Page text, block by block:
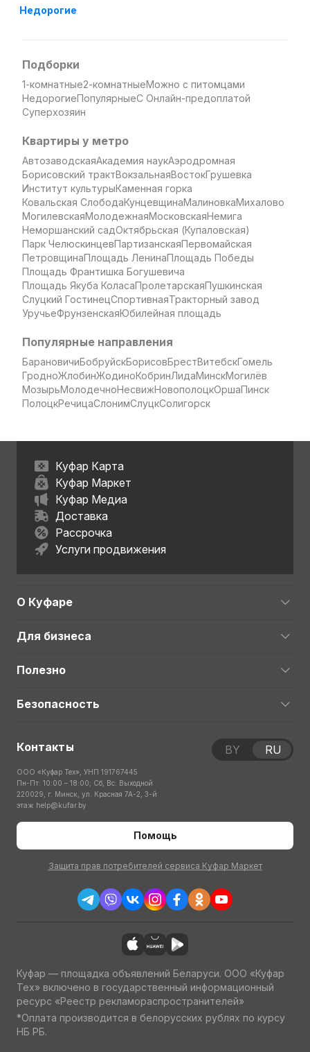
Недорогие
Подборки
1-комнатные2-комнатныеМожно с питомцами
НедорогиеПопулярныеС Онлайн-предоплатой
Суперхозяин
Квартиры у метро
АвтозаводскаяАкадемия наукАэродромная
Борисовский трактВокзальнаяВостокГрушевка
Институт культурыКаменная горка
Ковальская СлободаКунцевщинаМалиновкаМихалово
МогилевскаяМолодежнаяМосковскаяНемига
Неморшанский садОктябрьская (Купаловская)
Парк ЧелюскинцевПартизанскаяПервомайская
ПетровщинаПлощадь ЛенинаПлощадь Победы
Площадь Франтишка Богушевича
Площадь Якуба КоласаПролетарскаяПушкинская
Слуцкий ГостинецСпортивнаяТракторный завод
УручьеФрунзенскаяЮбилейная площадь
Популярные направления
БарановичиБобруйскБорисовБрестВитебскГомель
ГродноЖлобинЖодиноКобринЛидаМинскМогилёв
МозырьМолодечноНесвижНовополоцкОршаПинск
ПолоцкРечицаСлонимСлуцкСолигорск
Куфар Карта
Куфар Маркет
Куфар Медиа
Доставка
Рассрочка
Услуги продвижения
О Куфаре
Для бизнеса
Полезно
Безопасность
Контакты
ООО «Куфар Тех», УНП 191767445
Пн-Пт: 10:00 – 18:00; Сб, Вс: Выходной
220029, г. Минск, ул. Красная 7А-2, 3-й
этаж help@kufar.by
Помощь
Защита прав потребителей сервиса Куфар Маркет
BY RU
Куфар — площадка объявлений Беларуси. ООО «Куфар
Тех» включено в государственный информационный
ресурс «Реестр рекламораспространителей»
*Оплата производится в белорусских рублях по курсу
НБ РБ.